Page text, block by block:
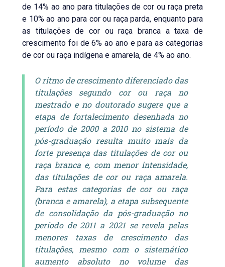
de 14% ao ano para titulações de cor ou raça preta
e 10% ao ano para cor ou raça parda, enquanto para
as titulações de cor ou raça branca a taxa de
crescimento foi de 6% ao ano e para as categorias
de cor ou raça indígena e amarela, de 4% ao ano.
O ritmo de crescimento diferenciado das
titulações segundo cor ou raça no
mestrado e no doutorado sugere que a
etapa de fortalecimento desenhada no
período de 2000 a 2010 no sistema de
pós-graduação resulta muito mais da
forte presença das titulações de cor ou
raça branca e, com menor intensidade,
das titulações de cor ou raça amarela.
Para estas categorias de cor ou raça
(branca e amarela), a etapa subsequente
de consolidação da pós-graduação no
período de 2011 a 2021 se revela pelas
menores taxas de crescimento das
titulações, mesmo com o sistemático
aumento absoluto no volume das